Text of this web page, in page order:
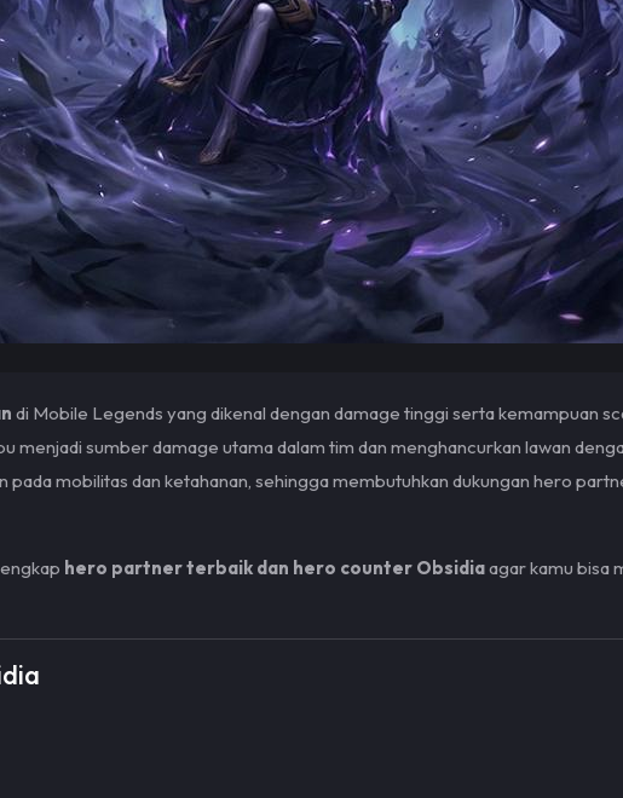
di Mobile Legends yang dikenal dengan damage tinggi serta kemampuan
menjadi sumber damage utama dalam tim dan menghancurkan lawan
pada mobilitas dan ketahanan, sehingga membutuhkan dukungan hero
hero partner terbaik dan hero counter Obsidiaagar kamu bisa